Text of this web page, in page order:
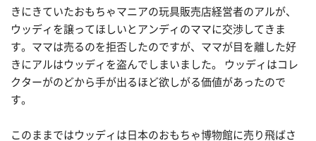
きにきていたおもちゃマニアの玩具販売店経営者のアルが、
ウッディを譲ってほしいとアンディのママに交渉してきま
す。ママは売るのを拒否したのですが、ママが目を離した好
きにアルはウッディを盗んでしまいました。 ウッディはコレ
クターがのどから手が出るほど欲しがる価値があったので
す。
このままではウッディは日本のおもちゃ博物館に売り飛ばさ